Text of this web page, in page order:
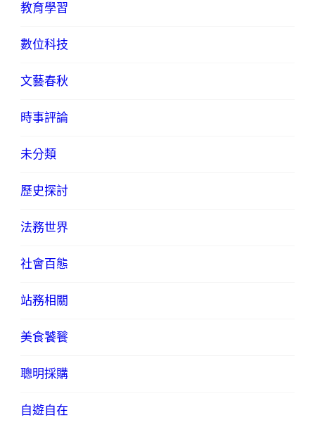
教育學習
數位科技
文藝春秋
時事評論
未分類
歷史探討
法務世界
社會百態
站務相關
美食饕餮
聰明採購
自遊自在